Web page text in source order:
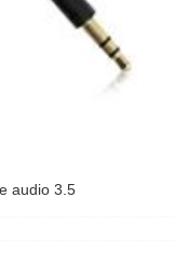
audio 3.5